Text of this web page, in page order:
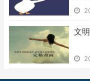
文